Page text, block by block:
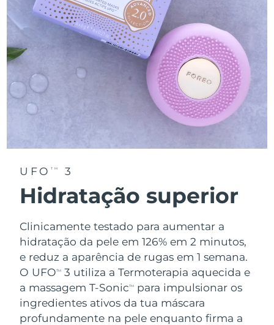
UFO TM 3
Hidratação superior
Clinicamente testado para aumentar a
hidratação da pele em 126% em 2 minutos,
e reduz a aparência de rugas em 1 semana.
O UFOTM
3 utiliza a Termoterapia aquecida e
a massagem T-SonicTM
para impulsionar os
ingredientes ativos da tua máscara
profundamente na pele enquanto firma a